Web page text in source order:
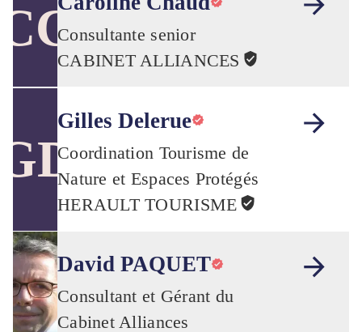
Consultante senior
CABINET ALLIANCES
Gilles Delerue
Coordination Tourisme de
Nature et Espaces Protégés
HERAULT TOURISME
David PAQUET
Consultant et Gérant du
Cabinet Alliances